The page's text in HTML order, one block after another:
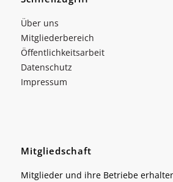
Über uns
Mitgliederbereich
Öffentlichkeitsarbeit
Datenschutz
Impressum
Mitgliedschaft
Mitglieder und ihre Betriebe